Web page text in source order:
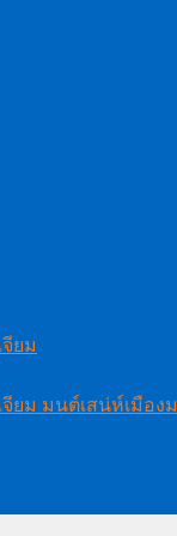
ยม
จียม มนต์เสน่ห์เมือง